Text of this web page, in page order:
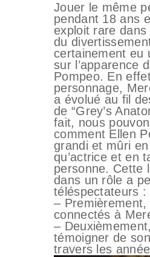
Jouer le même
pendant 18 ans
exploit rare dans
du
certainement eu
sur l’apparence
Pompeo. En
personnage,
a évolué au fil
de “Grey’s
fait, nous
comment Ellen
grandi et mûri
qu’actrice et en
personne. Cette
dans un rôle a
téléspectateurs :
–
connectés à
–
témoigner de
travers les